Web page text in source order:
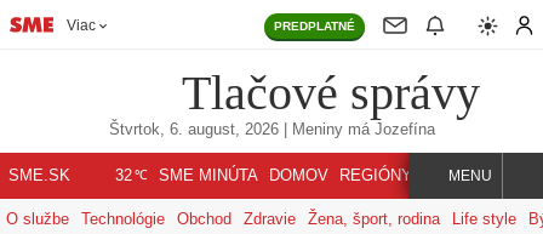
Viac PREDPLATNÉ
Tlačové správy
Štvrtok, 6. august, 2026| Meniny má Jozefína
SME.SK 32℃ SME MINÚTA DOMOV REGIÓNY INDEX SVET
MENU
O službe Technológie Obchod Zdravie Žena, šport, rodina Life style